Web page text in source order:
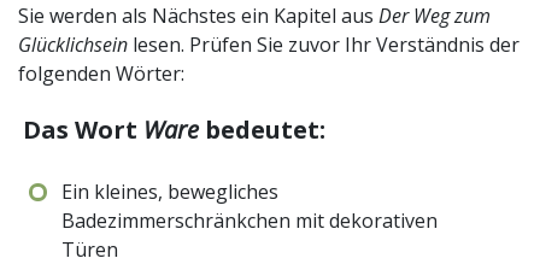
Sie werden als Nächstes ein Kapitel aus Der Weg zum
Glücklichsein lesen. Prüfen Sie zuvor Ihr Verständnis der
folgenden Wörter:
Das Wort Warebedeutet:
Ein kleines, bewegliches
Badezimmerschränkchen mit dekorativen
Türen